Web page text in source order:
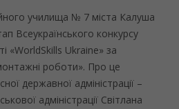
училища № 7 міста Калуша
Всеукраїнського конкурсу
«WorldSkills Ukraine» за
роботи». Про це
державної адміністрації –
адміністрації Світлана